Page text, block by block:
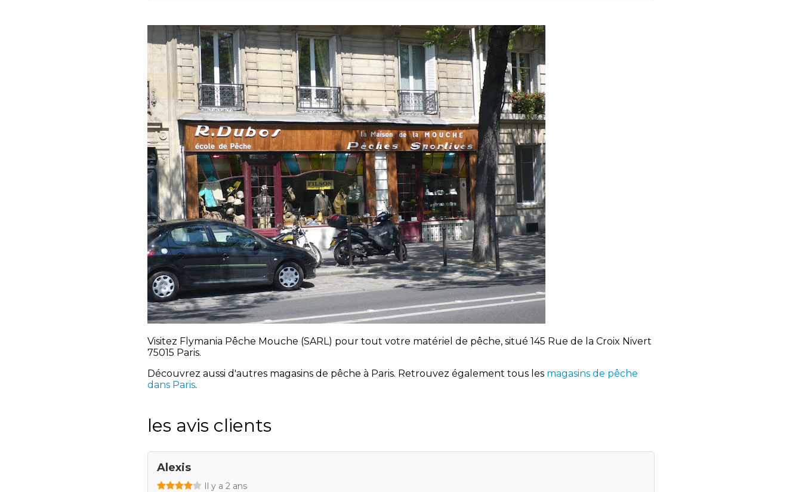
Visitez Flymania Pêche Mouche (SARL) pour tout votre matériel de pêche, situé 145 Rue de la Croix Nivert
75015 Paris.
Découvrez aussi d'autres magasins de pêche à Paris. Retrouvez également tous les magasins de pêche
dans Paris.
les avis clients
Alexis
Il y a 2 ans